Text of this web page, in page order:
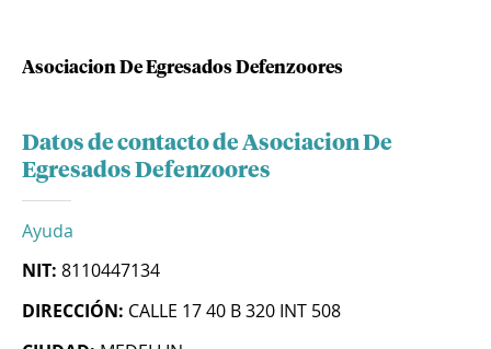
Asociacion De Egresados Defenzoores
Datos de contacto de Asociacion De
Egresados Defenzoores
Ayuda
NIT: 8110447134
DIRECCIÓN: CALLE 17 40 B 320 INT 508